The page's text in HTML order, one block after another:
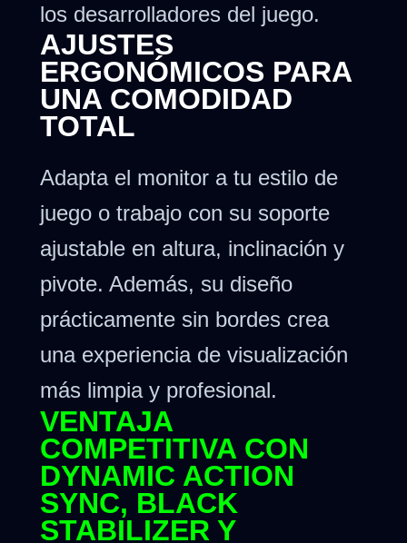
los desarrolladores del juego.
AJUSTES
ERGONÓMICOS PARA
UNA COMODIDAD
TOTAL
Adapta el monitor a tu estilo de
juego o trabajo con su soporte
ajustable en altura, inclinación y
pivote. Además, su diseño
prácticamente sin bordes crea
una experiencia de visualización
más limpia y profesional.
VENTAJA
COMPETITIVA CON
DYNAMIC ACTION
SYNC, BLACK
STABILIZER Y